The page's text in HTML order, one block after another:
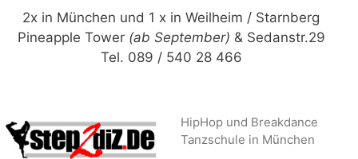
Zum
Inhalt
2x in München und 1 x in Weilheim / Starnberg
Pineapple Tower (ab September) & Sedanstr.29
Tel. 089 / 540 28 466
HipHop und Breakdance
Tanzschule in München